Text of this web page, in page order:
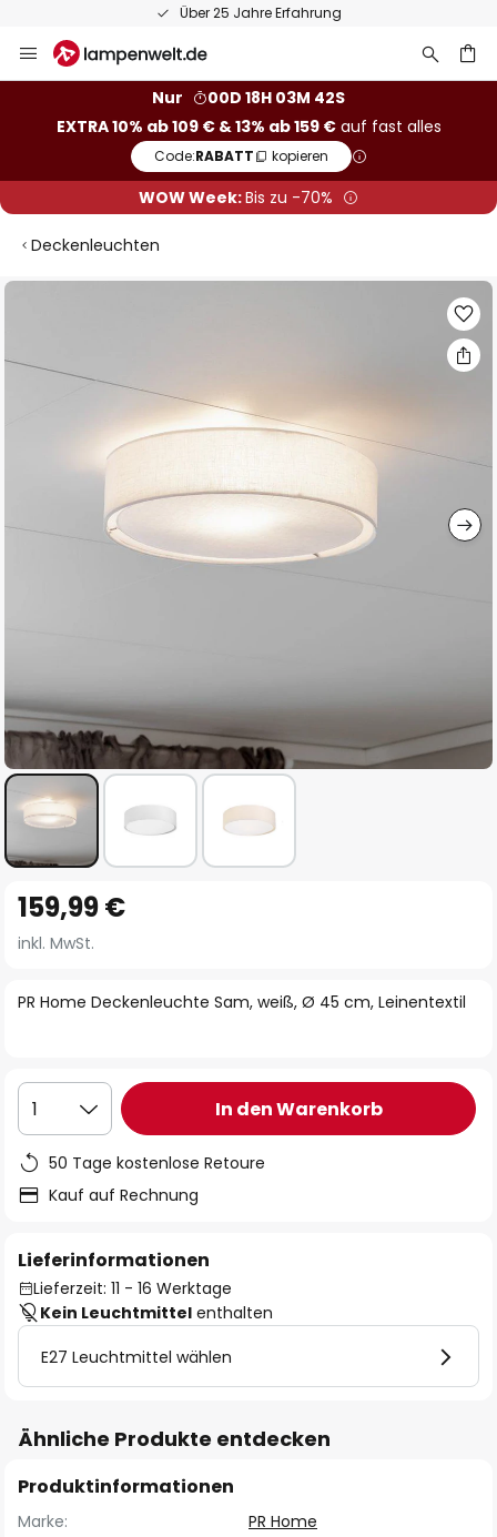
Über 25 Jahre Erfahrung
Inhalt
Nur
00D 18H 03M 41S
EXTRA 10% ab 109 € & 13% ab 159 €auf fast alles
Code:RABATT kopieren
WOW Week:Bis zu -70%
Deckenleuchten
Zum
Bildgalerie
Anfang
der
springen
PR Home Deckenleuchte Sam, weiß, Ø 45 cm, Leinentextil
159,99 €
inkl. MwSt.
1 In den Warenkorb
50 Tage kostenlose Retoure
Kauf auf Rechnung
Lieferinformationen
Lieferzeit: 11 - 16 Werktage
Kein Leuchtmittel enthalten
E27 Leuchtmittel wählen
Ähnliche Produkte entdecken
Produktinformationen
Marke:
PR Home